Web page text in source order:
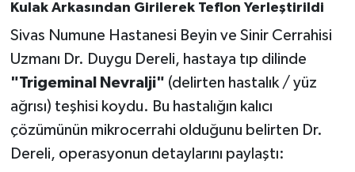
Kulak Arkasından Girilerek Teflon Yerleştirildi
Sivas Numune Hastanesi Beyin ve Sinir Cerrahisi
Uzmanı Dr. Duygu Dereli, hastaya tıp dilinde
"Trigeminal Nevralji" (delirten hastalık / yüz
ağrısı) teşhisi koydu. Bu hastalığın kalıcı
çözümünün mikrocerrahi olduğunu belirten Dr.
Dereli, operasyonun detaylarını paylaştı: